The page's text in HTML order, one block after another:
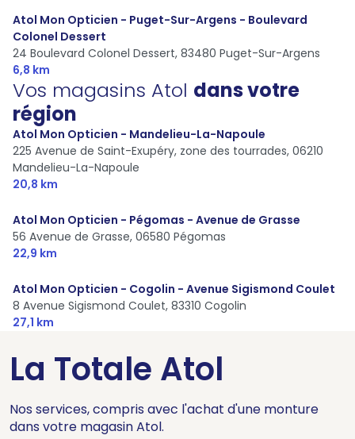
Atol Mon Opticien - Puget-Sur-Argens - Boulevard
Colonel Dessert
24 Boulevard Colonel Dessert, 83480 Puget-Sur-Argens
6,8 km
Vos magasins Atol dans votre
région
Atol Mon Opticien - Mandelieu-La-Napoule
225 Avenue de Saint-Exupéry, zone des tourrades, 06210
Mandelieu-La-Napoule
20,8 km
Atol Mon Opticien - Pégomas - Avenue de Grasse
56 Avenue de Grasse, 06580 Pégomas
22,9 km
Atol Mon Opticien - Cogolin - Avenue Sigismond Coulet
8 Avenue Sigismond Coulet, 83310 Cogolin
27,1 km
La Totale Atol
Nos services, compris avec l'achat d'une monture
dans votre magasin Atol.